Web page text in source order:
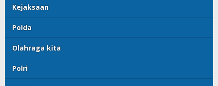
Kejaksaan
Polda
Olahraga kita
Polri